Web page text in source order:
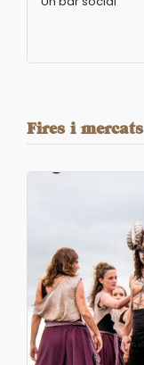
Fires i mercats